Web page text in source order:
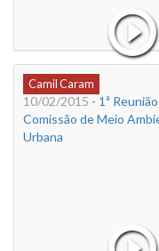
Camil Caram
10/02/2015 - 1ª
Comissão de Meio
Urbana